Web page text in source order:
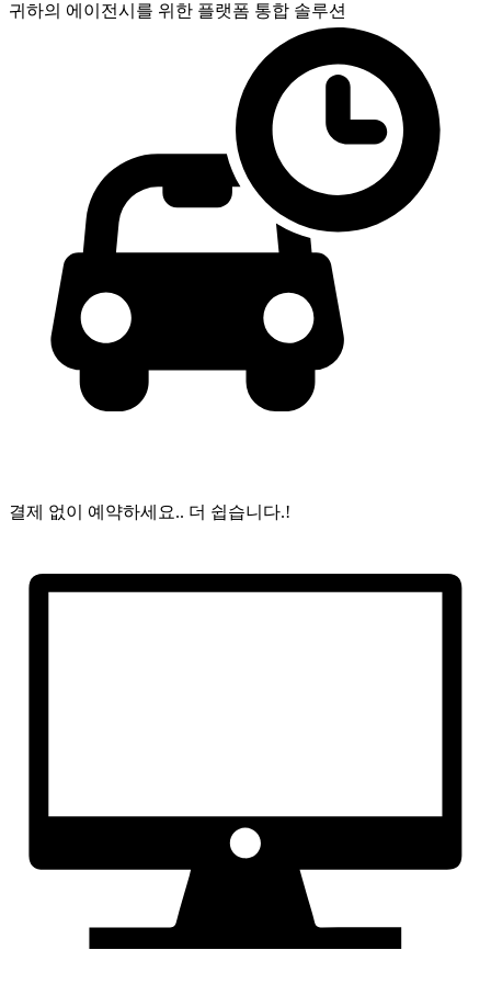
귀하의 에이전시를 위한 플랫폼 통합 솔루션
결제 없이 예약하세요.. 더 쉽습니다.!